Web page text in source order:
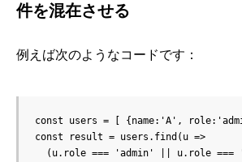
件を混在させる
例えば次のようなコードです：
const users = [ {name:'A',
const result = users.find(u =>
(u.role === 'admin' || u.role ===